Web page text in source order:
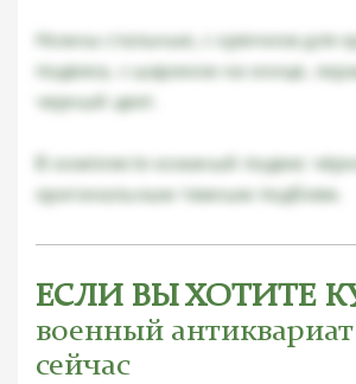
Ножны стальные, с крючком для
подвеса, с шариком на конце,
черный цвет.
В комплекте кожаный подвес
оригинальным темным подбоем.
ЕСЛИ ВЫ ХОТИТЕ
военный
сейчас